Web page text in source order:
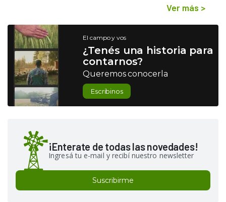
Ver más >
El campo y vos
¿Tenés una historia para
contarnos?
Queremos conocerla
Escribinos
¡Enterate de todas las novedades!
Ingresá tu e-mail y recibí nuestro newsletter
Suscribirme